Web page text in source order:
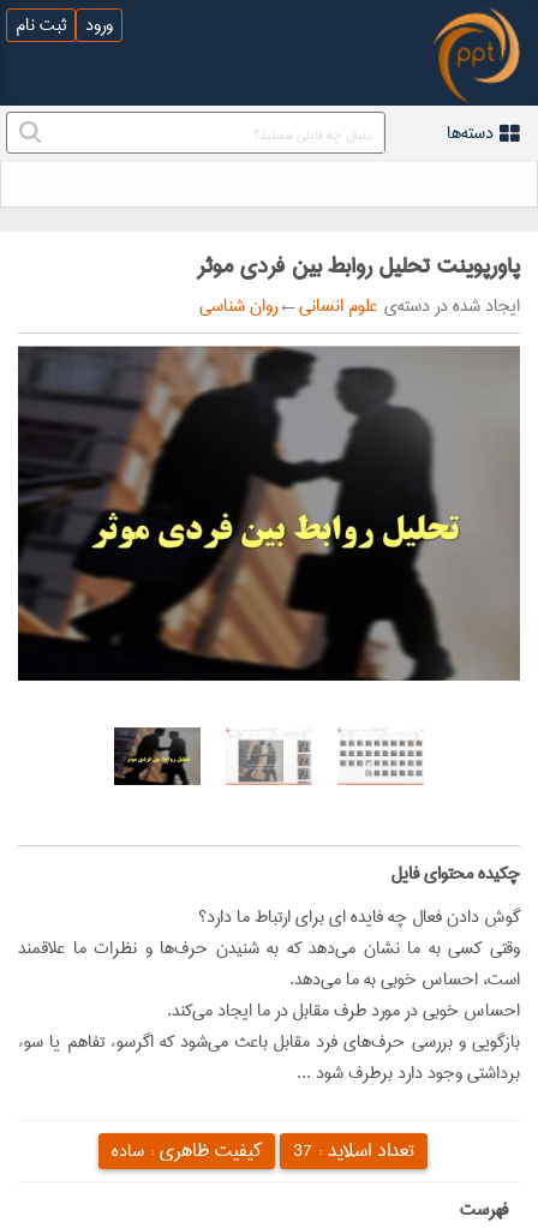
ورود ثبت نام
دسته‌ها
پاورپوینت تحلیل روابط بین فردی موثر
ایجاد شده در دسته‌ی علوم انسانی←روان شناسی
‌چکیده محتوای فایل
گوش دادن فعال چه فايده ‌اي براي ارتباط ما دارد؟
وقتي كسي به ما نشان مي‌دهد كه به شنيدن حرف‌ها و نظرات ما علاقمند
است، احساس خوبي به ما مي‌دهد.
احساس خوبي در مورد طرف مقابل در ما ايجاد مي‌كند.
بازگويي و بررسي حرف‌هاي فرد مقابل باعث مي‌شود كه اگرسوء تفاهم يا سوء
برداشتي وجود دارد برطرف شود ...
کیفیت ظاهری : ساده تعداد اسلاید : 37
‌فهرست